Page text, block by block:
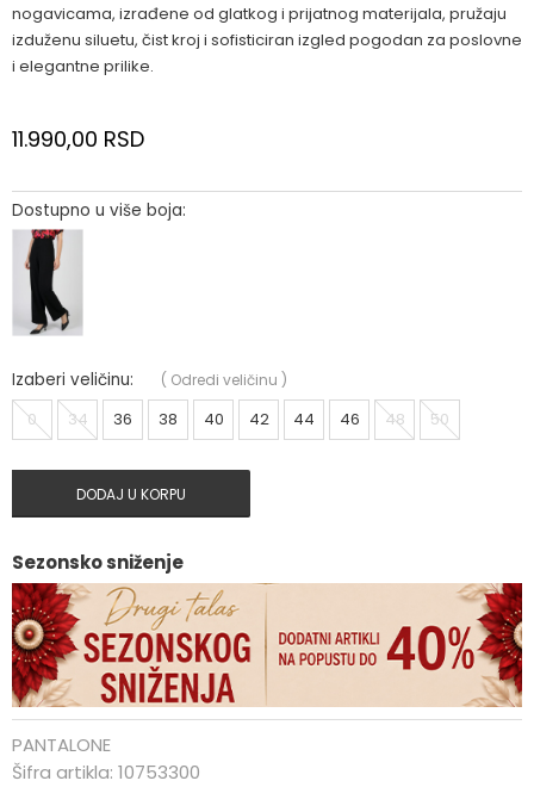
nogavicama, izrađene od glatkog i prijatnog materijala, pružaju
izduženu siluetu, čist kroj i sofisticiran izgled pogodan za poslovne
i elegantne prilike.
11.990,00 RSD
Dostupno u više boja:
Izaberi veličinu: ( Odredi veličinu )
0 34 36 38 40 42 44 46 48 50
DODAJ U KORPU
Sezonsko sniženje
PANTALONE
Šifra artikla: 10753300